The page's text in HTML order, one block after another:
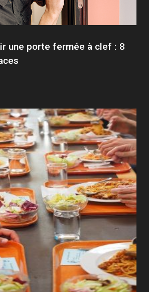
une porte fermée à clef : 8